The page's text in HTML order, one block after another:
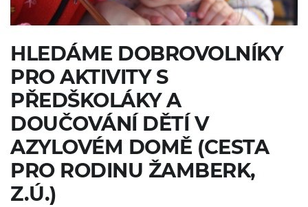
HLEDÁME DOBROVOLNÍKY
PRO AKTIVITY S
PŘEDŠKOLÁKY A
DOUČOVÁNÍ DĚTÍ V
AZYLOVÉM DOMĚ (CESTA
PRO RODINU ŽAMBERK,
Z.Ú.)